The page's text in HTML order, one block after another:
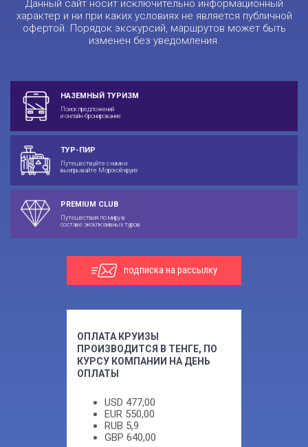
Данный сайт носит исключительно информационный
характер и ни при каких условиях не является публичной
офертой. Порядок экскурсий, маршрутов может быть
изменен без уведомления.
НАЗЕМНЫЙ ТУРИЗМ
Поиск предложений
и онлайн-бронирование
ТУР-ПИР
Путешествуйте с нами и
выигрывайте Морской круиз
PREMIUM CLUB
Путешествия по миру в
составе эксклюзивных туров
подписка на рассылку
ОПЛАТА КРУИЗЫ
ПРОИЗВОДИТСЯ В ТЕНГЕ, ПО
КУРСУ КОМПАНИИ НА ДЕНЬ
ОПЛАТЫ
USD 477,00
EUR 550,00
RUB 5,9
GBP 640,00